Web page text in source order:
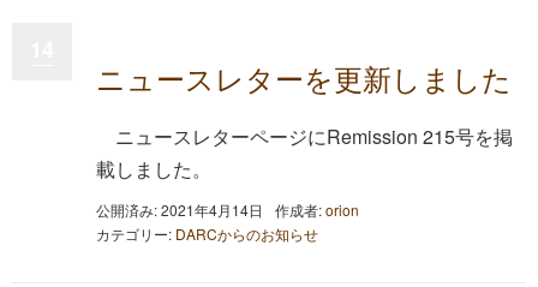
ニュースレターを更新しました
ニュースレターページにRemission 215号を掲
載しました。
公開済み: 2021年4月14日 作成者:orion
カテゴリー: DARCからのお知らせ